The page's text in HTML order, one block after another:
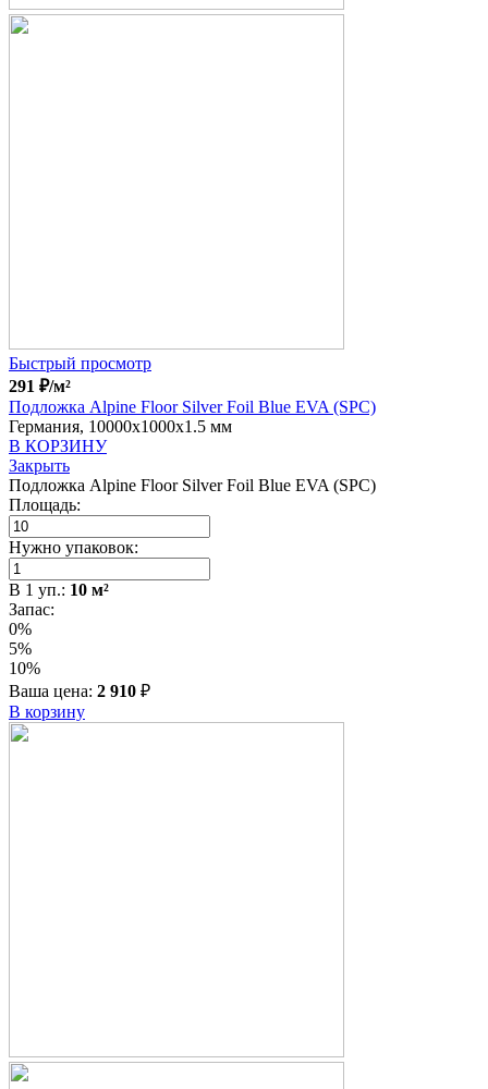
Быстрый просмотр
291 ₽/м²
Подложка Alpine Floor Silver Foil Blue EVA (SPC)
Германия, 10000x1000x1.5 мм
В КОРЗИНУ
Закрыть
Подложка Alpine Floor Silver Foil Blue EVA (SPC)
Площадь:
Нужно упаковок:
В 1 уп.: 10 м²
Запас:
0%
5%
10%
Ваша цена: 2 910 ₽
В корзину